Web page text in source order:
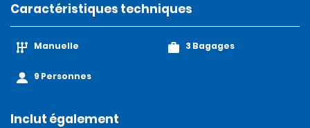
Caractéristiques techniques
Manuelle
9 Personnes
3 Bagages
Inclut également